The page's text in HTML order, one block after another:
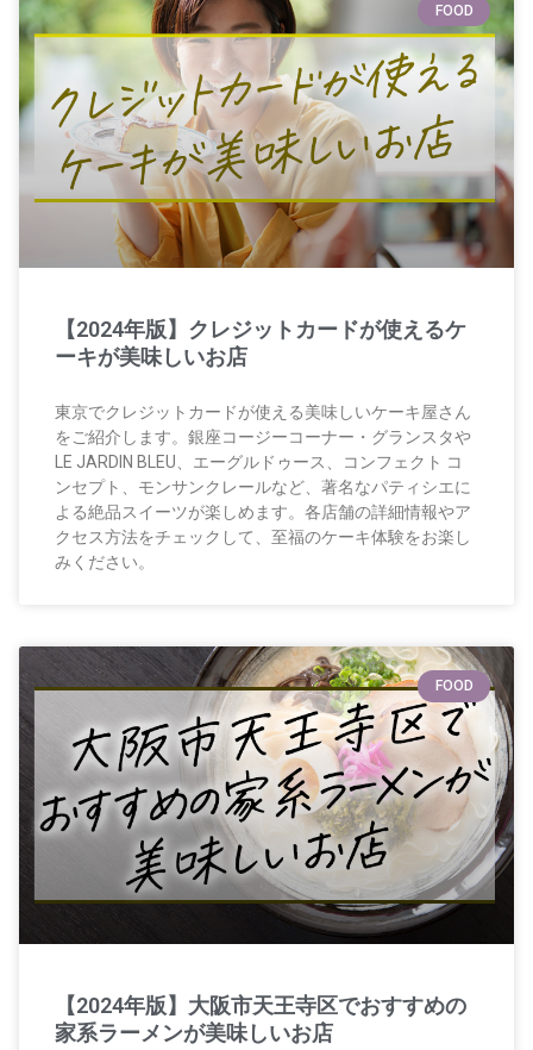
FOOD
【2024年版】クレジットカードが使えるケ
ーキが美味しいお店
東京でクレジットカードが使える美味しいケーキ屋さん
をご紹介します。銀座コージーコーナー・グランスタや
LE JARDIN BLEU、エーグルドゥース、コンフェクト コ
ンセプト、モンサンクレールなど、著名なパティシエに
よる絶品スイーツが楽しめます。各店舗の詳細情報やア
クセス方法をチェックして、至福のケーキ体験をお楽し
みください。
FOOD
【2024年版】大阪市天王寺区でおすすめの
家系ラーメンが美味しいお店